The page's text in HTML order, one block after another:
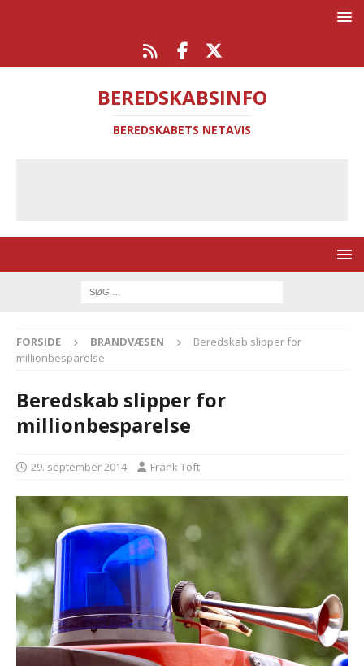
BEREDSKABSINFO
BEREDSKABETS NETAVIS
FORSIDE BRANDVÆSEN
Beredskab slipper for
millionbesparelse
Beredskab slipper for
millionbesparelse
29. september 2014 Frank Toft